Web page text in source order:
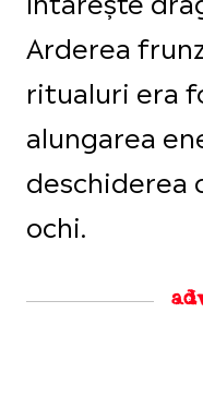
Arderea
ritualuri era
alungarea
deschiderea
ochi.